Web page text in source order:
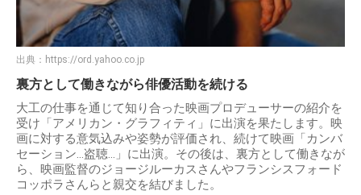
出典： https://ord.yahoo.co.jp
裏方として働きながら俳優活動を続ける
大工の仕事を通じて知り合った映画プロデューサーの紹介を
受け「アメリカン・グラフィティ」に出演を果たします。映
画に対する意気込みや姿勢が評価され、続けて映画「カンバ
セーション…盗聴…」に出演。その後は、裏方として働きなが
ら、映画監督のジョージルーカスさんやフランシスフォード
コッポラさんらと親交を結びました。